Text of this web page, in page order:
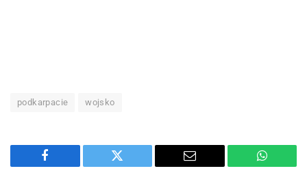
podkarpacie wojsko
Facebook Twitter Email